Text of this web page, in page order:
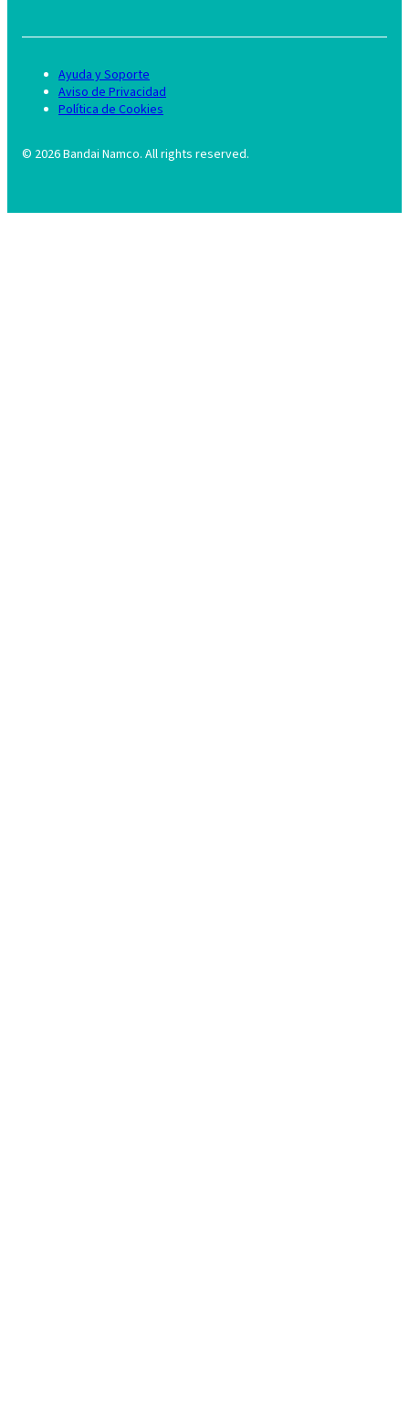
© 2026Bandai Namco. All rights reserved.
Ayuda y Soporte
Aviso de Privacidad
Política de Cookies